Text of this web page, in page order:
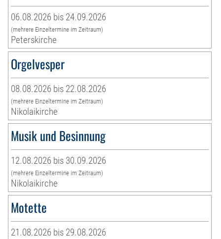
06.08.2026 bis 24.09.2026
(mehrere Einzeltermine im Zeitraum)
Peterskirche
Orgelvesper
08.08.2026 bis 22.08.2026
(mehrere Einzeltermine im Zeitraum)
Nikolaikirche
Musik und Besinnung
12.08.2026 bis 30.09.2026
(mehrere Einzeltermine im Zeitraum)
Nikolaikirche
Motette
21.08.2026 bis 29.08.2026